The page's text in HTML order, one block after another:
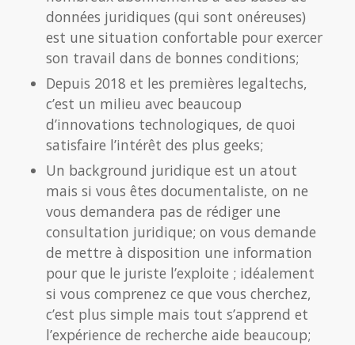
données juridiques (qui sont onéreuses)
est une situation confortable pour exercer
son travail dans de bonnes conditions;
Depuis 2018 et les premières legaltechs,
c’est un milieu avec beaucoup
d’innovations technologiques, de quoi
satisfaire l’intérêt des plus geeks;
Un background juridique est un atout
mais si vous êtes documentaliste, on ne
vous demandera pas de rédiger une
consultation juridique; on vous demande
de mettre à disposition une information
pour que le juriste l’exploite ; idéalement
si vous comprenez ce que vous cherchez,
c’est plus simple mais tout s’apprend et
l’expérience de recherche aide beaucoup;